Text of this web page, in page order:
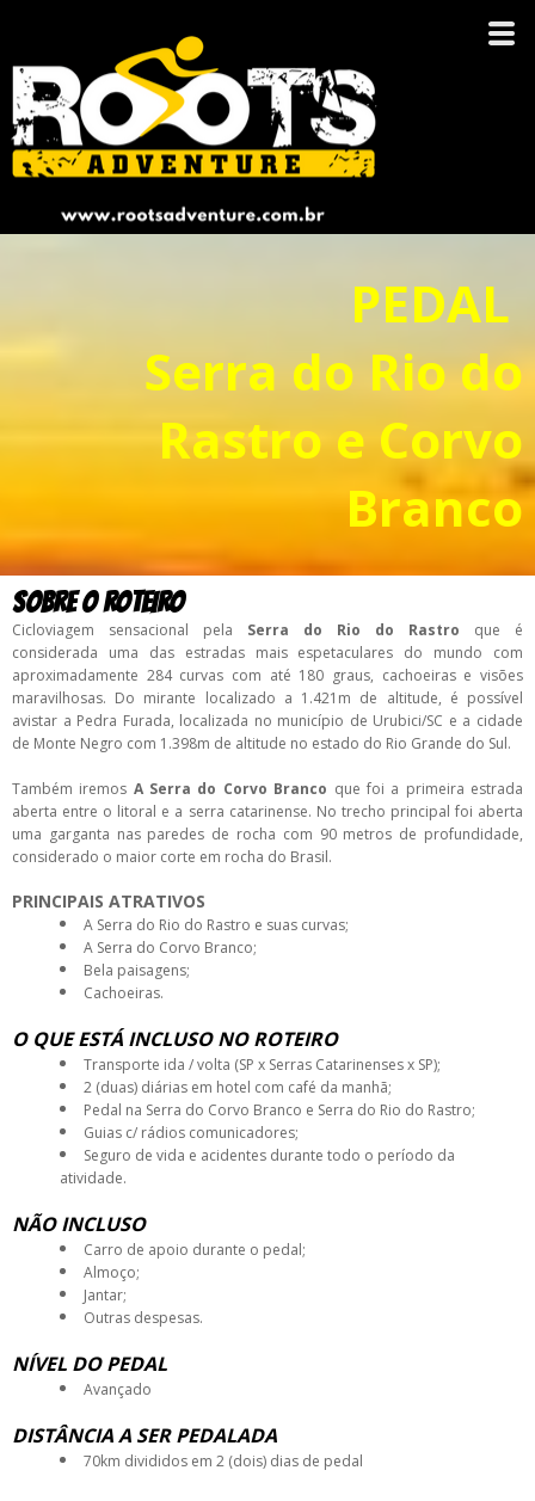
PEDAL
Serra do Rio do
Rastro e Corvo
Branco
SOBRE O ROTEIRO
Cicloviagem sensacional pela Serra do Rio do Rastro que é
considerada uma das estradas mais espetaculares do mundo com
aproximadamente 284 curvas com até 180 graus, cachoeiras e visões
maravilhosas. Do mirante localizado a 1.421m de altitude, é possível
avistar a Pedra Furada, localizada no município de Urubici/SC e a cidade
de Monte Negro com 1.398m de altitude no estado do Rio Grande do Sul.
Também iremos A Serra do Corvo Branco que foi a primeira estrada
aberta entre o litoral e a serra catarinense. No trecho principal foi aberta
uma garganta nas paredes de rocha com 90 metros de profundidade,
considerado o maior corte em rocha do Brasil.
PRINCIPAIS ATRATIVOS
A Serra do Rio do Rastro e suas curvas;
A Serra do Corvo Branco;
Bela paisagens;
Cachoeiras.
O QUE ESTÁ INCLUSO NO ROTEIRO
Transporte ida / volta (SP x Serras Catarinenses x SP);
2 (duas) diárias em hotel com café da manhã;
Pedal na Serra do Corvo Branco e Serra do Rio do Rastro;
Guias c/ rádios comunicadores;
Seguro de vida e acidentes durante todo o período da
atividade.
NÃO INCLUSO
Carro de apoio durante o pedal;
Almoço;
Jantar;
Outras despesas.
NÍVEL DO PEDAL
Avançado
DISTÂNCIA A SER PEDALADA
70km divididos em 2 (dois) dias de pedal